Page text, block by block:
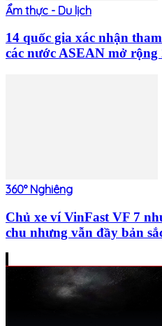
Ẩm thực - Du lịch
14 quốc gia xác nhận
các nước ASEAN mở rộng
360° Nghiêng
Chủ xe ví VinFast VF 7
chu nhưng vẫn đầy bản